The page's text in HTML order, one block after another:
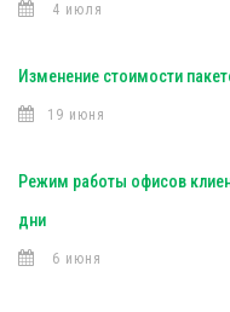
4 июля
Изменение стоимости
19 июня
Режим работы офисов
дни
6 июня